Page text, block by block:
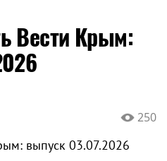
Вести Крым:
250
выпуск 03.07.2026